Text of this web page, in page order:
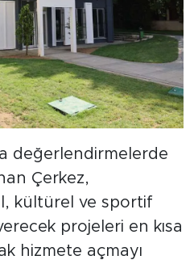
değerlendirmelerde
Çerkez,
kültürel ve sportif
projeleri en kısa
hizmete açmayı